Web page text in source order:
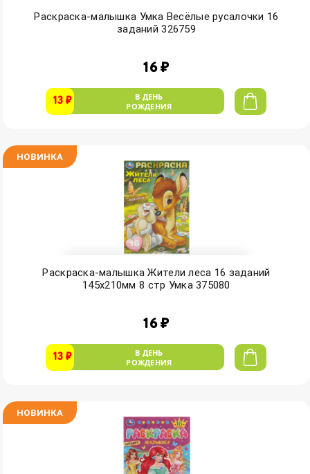
Раскраска-малышка Умка Весёлые русалочки 16
заданий 326759
16 ₽
13 ₽
В ДЕНЬ
РОЖДЕНИЯ
НОВИНКА
Раскраска-малышка Жители леса 16 заданий
145х210мм 8 стр Умка 375080
16 ₽
13 ₽
В ДЕНЬ
РОЖДЕНИЯ
НОВИНКА